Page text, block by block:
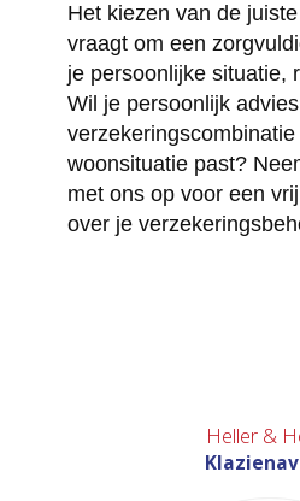
Het kiezen van de
vraagt om een
je persoonlijke situatie,
Wil je persoonlijk
woonsituatie past?
met ons op voor een
over je
Heller &